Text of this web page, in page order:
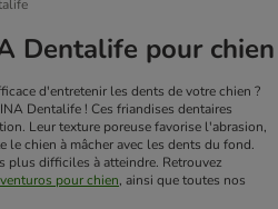
Dentalife pour chien
d'entretenir les dents de votre chien ?
Dentalife ! Ces friandises dentaires
Leur texture poreuse favorise l'abrasion,
chien à mâcher avec les dents du fond.
plus difficiles à atteindre. Retrouvez
pour chien, ainsi que toutes nos